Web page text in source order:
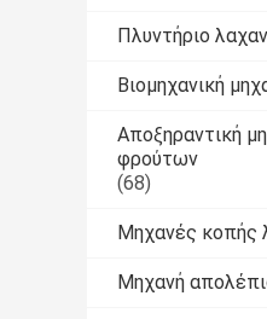
Πλυντήριο
Βιομηχανική
Αποξηραντική
φρούτων
(68)
Μηχανές κοπής
Μηχανή